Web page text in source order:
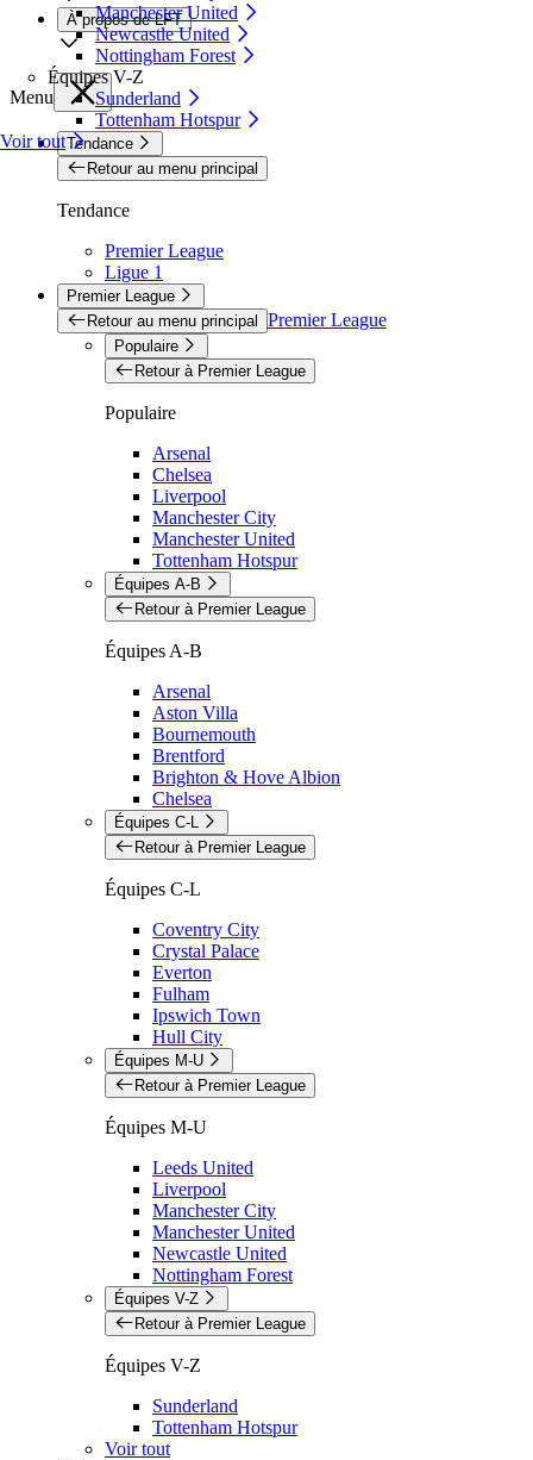
Manchester United
Newcastle United
Nottingham Forest
Équipes V-Z
Sunderland
Tottenham Hotspur
Voir tout
À propos de LFT
Menu
Tendance
Retour au menu principal
Tendance
Premier League
Ligue 1
Premier League
Retour au menu principal Premier League
Populaire
Retour à Premier League
Populaire
Arsenal
Chelsea
Liverpool
Manchester City
Manchester United
Tottenham Hotspur
Équipes A-B
Retour à Premier League
Équipes A-B
Arsenal
Aston Villa
Bournemouth
Brentford
Brighton & Hove Albion
Chelsea
Équipes C-L
Retour à Premier League
Équipes C-L
Coventry City
Crystal Palace
Everton
Fulham
Ipswich Town
Hull City
Équipes M-U
Retour à Premier League
Équipes M-U
Leeds United
Liverpool
Manchester City
Manchester United
Newcastle United
Nottingham Forest
Équipes V-Z
Retour à Premier League
Équipes V-Z
Sunderland
Tottenham Hotspur
Voir tout